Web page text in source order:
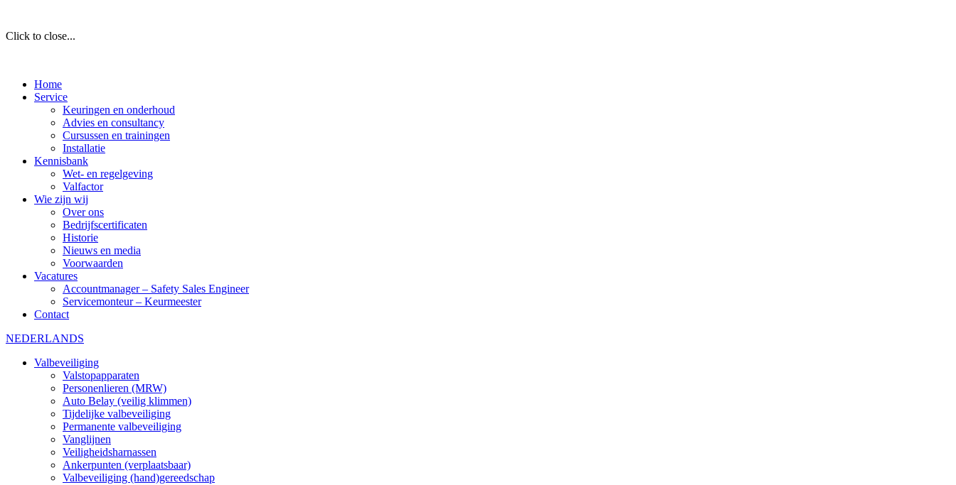
Click to close...
Home
Service
Keuringen en onderhoud
Advies en consultancy
Cursussen en trainingen
Installatie
Kennisbank
Wet- en regelgeving
Valfactor
Wie zijn wij
Over ons
Bedrijfscertificaten
Historie
Nieuws en media
Voorwaarden
Vacatures
Accountmanager – Safety Sales Engineer
Servicemonteur – Keurmeester
Contact
NEDERLANDS
Valbeveiliging
Valstopapparaten
Personenlieren (MRW)
Auto Belay (veilig klimmen)
Tijdelijke valbeveiliging
Permanente valbeveiliging
Vanglijnen
Veiligheidsharnassen
Ankerpunten (verplaatsbaar)
Valbeveiliging (hand)gereedschap